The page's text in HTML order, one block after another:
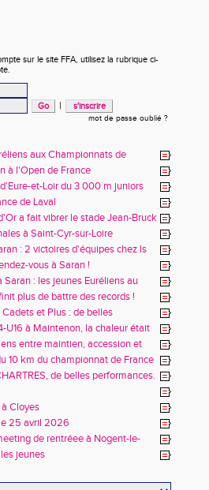
sur le site FFA, utilisez la rubrique ci-
|
mot de passe oublié ?
aux Championnats de
à l'Open de France
et-Loir du 3 000 m juniors
de Laval
a fait vibrer le stade Jean-Bruck
à Saint-Cyr-sur-Loire
: 2 victoires d'équipes chez ls
vous à Saran !
Saran : les jeunes Euréliens au
plus de battre des records !
et Plus : de belles
U16 à Maintenon, la chaleur était
personnels !
entre maintien, accession et
10 km du championnat de France
de belles performances.
Cloyes
25 avril 2026
de rentréee à Nogent-le-
jeunes